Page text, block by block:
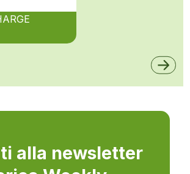
alla newsletter